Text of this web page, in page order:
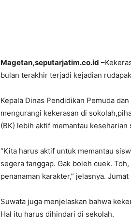
Magetan,seputarjatim.co.id
bulan terakhir terjadi kejadian
Kepala Dinas Pendidikan Pemuda
mengurangi kekerasan di
(BK) lebih aktif memantau
“Kita harus aktif untuk memantau
segera tanggap. Gak boleh cuek.
penanaman karakter,” jelasnya. Jumat
Suwata juga menjelaskan bahwa
Hal itu harus dihindari di sekolah.